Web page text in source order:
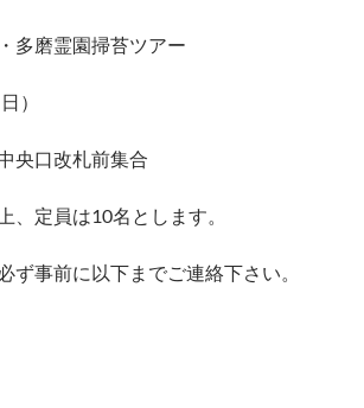
多磨霊園掃苔ツアー
）
央口改札前集合
、定員は10名とします。
ず事前に以下までご連絡下さい。